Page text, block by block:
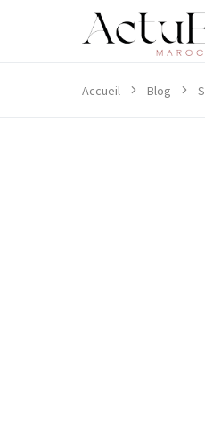
Accueil Blog